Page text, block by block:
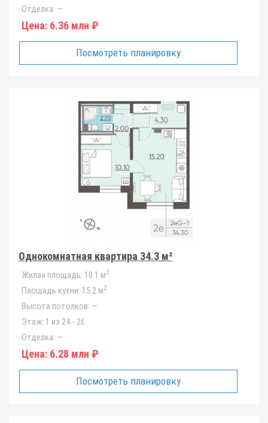
Отделка: —
Цена: 6.36 млн ₽
Посмотреть планировку
Однокомнатная квартира 34.3 м²
Жилая площадь: 10.1 м2
Площадь кухни: 15.2 м2
Высота потолков: —
Этаж: 1 из 24 - 26
Отделка: —
Цена: 6.28 млн ₽
Посмотреть планировку